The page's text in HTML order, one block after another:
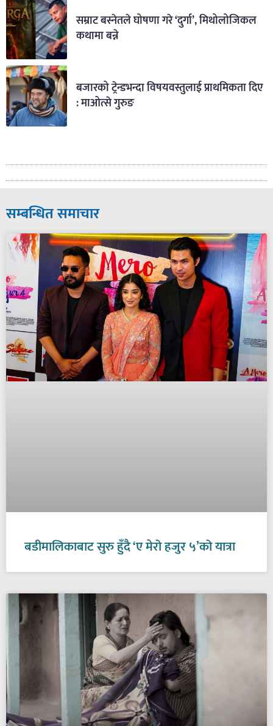
सम्राट बस्नेतले घोषणा गरे ‘दुर्गा’, मिथोलोजिकल
कथामा बन्ने
बजारको ट्रेन्डभन्दा विषयवस्तुलाई प्राथमिकता दिए
: माओत्से गुरुङ
सम्बन्धित समाचार
बडीमालिकाबाट सुरु हुँदै ‘ए मेरो हजुर ५’को यात्रा